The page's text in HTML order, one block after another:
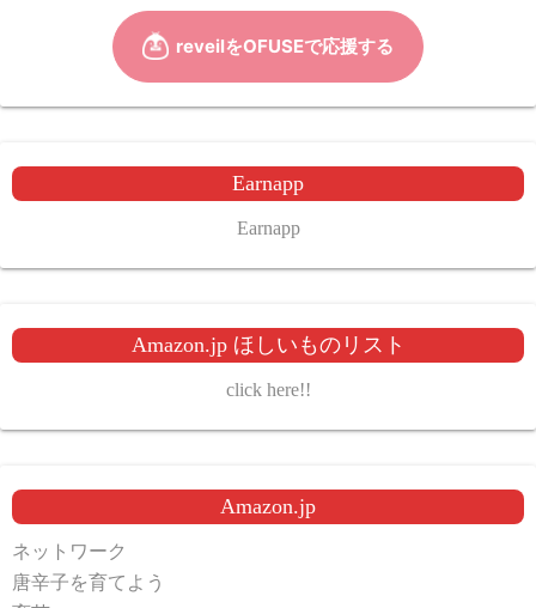
ジ
り
Earnapp
Earnapp
Amazon.jp ほしいものリスト
click here!!
Amazon.jp
ネットワーク
唐辛子を育てよう